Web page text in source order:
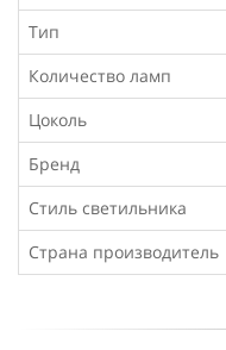
Тип
Количество ламп
Цоколь
Бренд
Стиль светильника
Страна производитель